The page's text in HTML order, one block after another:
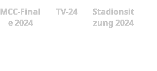
MCC-Final
e 2024
TV-24
Stadionsit
zung 2024